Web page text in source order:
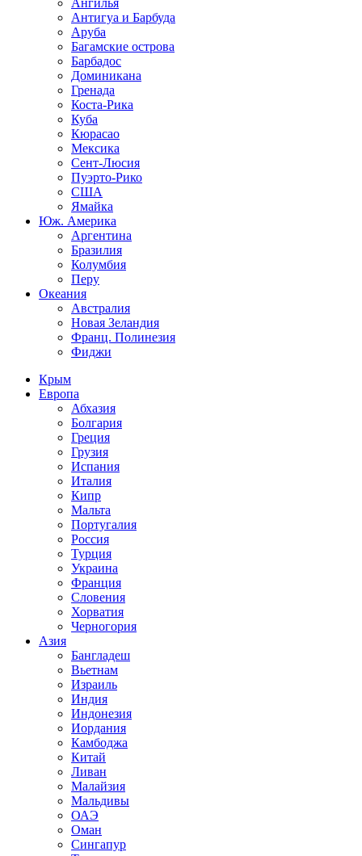
Ангилья
Антигуа и Барбуда
Аруба
Багамские острова
Барбадос
Доминикана
Гренада
Коста-Рика
Куба
Кюрасао
Мексика
Сент-Люсия
Пуэрто-Рико
США
Ямайка
Юж. Америка
Аргентина
Бразилия
Колумбия
Перу
Океания
Австралия
Новая Зеландия
Франц. Полинезия
Фиджи
Крым
Европа
Абхазия
Болгария
Греция
Грузия
Испания
Италия
Кипр
Мальта
Португалия
Россия
Турция
Украина
Франция
Словения
Хорватия
Черногория
Азия
Бангладеш
Вьетнам
Израиль
Индия
Индонезия
Иордания
Камбоджа
Китай
Ливан
Малайзия
Мальдивы
ОАЭ
Оман
Сингапур